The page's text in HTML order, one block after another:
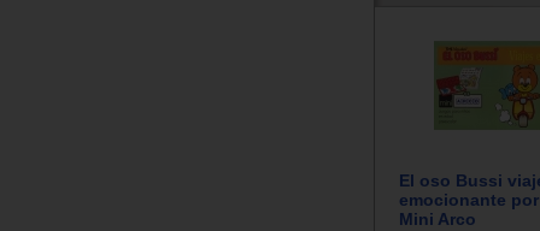
El oso Bussi
emocionante
Mini Arco